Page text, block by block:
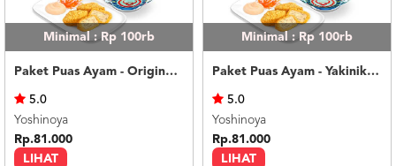
Minimal : Rp 100rb
Paket Puas Ayam - Original Beef Paket Puas (R)
LIHAT
5.0
Yoshinoya
Rp.81.000
Minimal : Rp 100rb
Paket Puas Ayam - Yakiniku Beef Paket Puas (R)
LIHAT
5.0
Yoshinoya
Rp.81.000